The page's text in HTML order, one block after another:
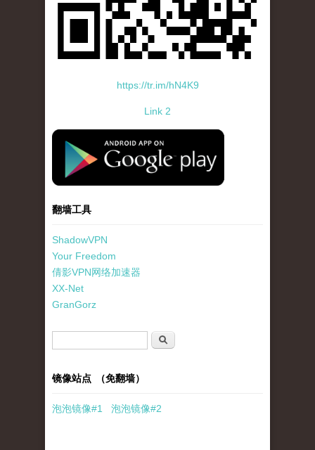
https://tr.im/hN4K9
Link 2
standard-icon-googleplay-app-store.png
翻墙工具
ShadowVPN
Your Freedom
倩影VPN网络加速器
XX-Net
GranGorz
搜索
镜像站点 （免翻墙）
泡泡镜像#1 泡泡镜像#2